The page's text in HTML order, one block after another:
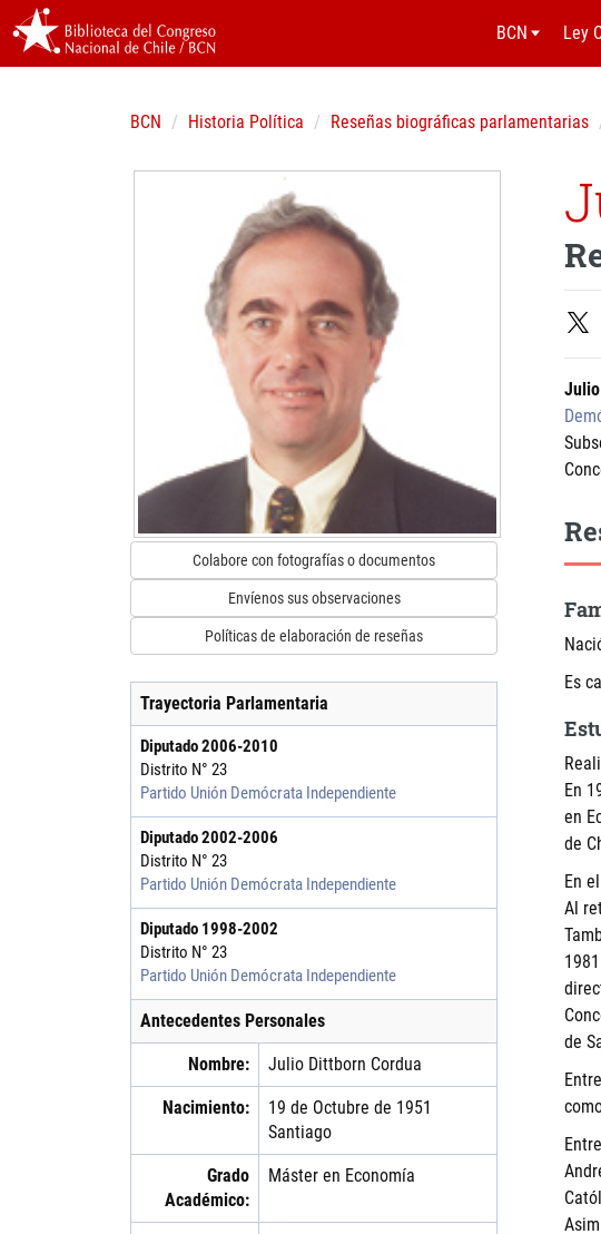
BCN Ley
BCN Historia Política Reseñas biográficas parlamentarias
Colabore con fotografías o documentos
Envíenos sus observaciones
Políticas de elaboración de reseñas
Trayectoria Parlamentaria
Diputado2006-2010
Distrito N° 23
Partido Unión Demócrata Independiente
Diputado2002-2006
Distrito N° 23
Partido Unión Demócrata Independiente
Diputado 1998-2002
Distrito N° 23
Partido Unión Demócrata Independiente
Antecedentes Personales
Nombre: Julio Dittborn Cordua
Nacimiento:
19 de Octubre de 1951
Santiago
Grado
Académico:
Máster en Economía
Es
En
en
de
En
Al
de